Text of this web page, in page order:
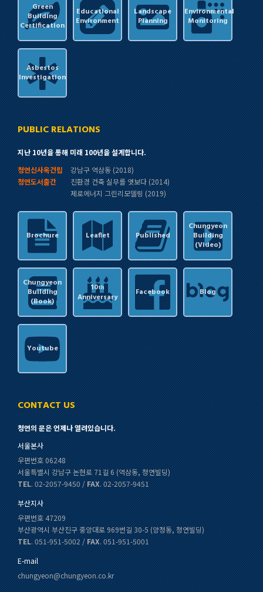
Green
Building
Certification
Educational
Environment
Landscape
Planning
Environmental
Monitoring
Asbestos
Investigation
PUBLIC RELATIONS
지난 10년을 통해 미래 100년을 설계합니다.
청연신사옥건립
강남구 역삼동 (2018)
청연도서출간
친환경 건축 실무를 엿보다 (2014)
제로에너지 그린리모델링 (2019)
Brochure Leaflet Published
Chungyeon
Building
(Video)
Chungyeon
Building
(Book)
10th
Anniversary Facebook Blog
Youtube
CONTACT US
청연의 문은 언제나 열려있습니다.
서울본사
우편번호 06248
서울특별시 강남구 논현로 71길 6 (역삼동, 청연빌딩)
TEL. 02-2057-9450 /FAX. 02-2057-9451
부산지사
우편번호 47209
부산광역시 부산진구 중앙대로 969번길 30-5 (양정동, 청연빌딩)
TEL. 051-951-5002 /FAX. 051-951-5001
E-mail
chungyeon@chungyeon.co.kr